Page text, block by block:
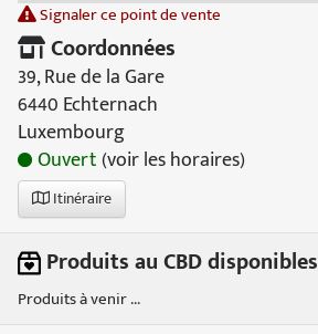
Signaler ce point de vente
Coordonnées
39, Rue de la Gare
6440 Echternach
Luxembourg
Ouvert(voir les horaires)
Itinéraire
Produits au CBD disponibles
Produits à venir ...